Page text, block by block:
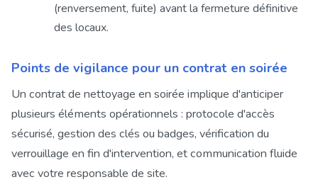
(renversement, fuite) avant la fermeture définitive
des locaux.
Points de vigilance pour un contrat en soirée
Un contrat de nettoyage en soirée implique d'anticiper
plusieurs éléments opérationnels : protocole d'accès
sécurisé, gestion des clés ou badges, vérification du
verrouillage en fin d'intervention, et communication fluide
avec votre responsable de site.